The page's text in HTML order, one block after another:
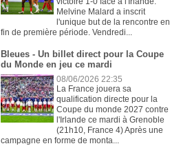
Melvine Malard a inscrit
l'unique but de la rencontre en
fin de première période. Vendredi...
Bleues - Un billet direct pour la Coupe
du Monde en jeu ce mardi
08/06/2026 22:35
La France jouera sa
qualification directe pour la
Coupe du monde 2027 contre
l'Irlande ce mardi à Grenoble
(21h10, France 4) Après une
campagne en forme de monta...